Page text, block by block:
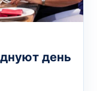
день